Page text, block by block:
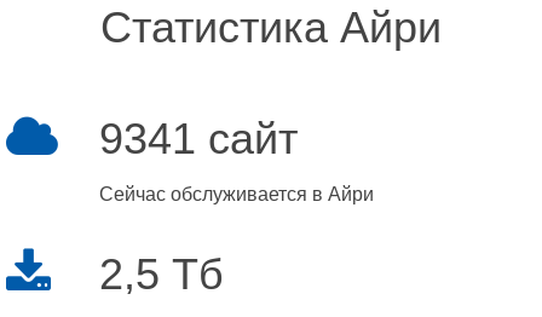
Статистика Айри
9341 сайт
Сейчас обслуживается в Айри
2,5 Тб